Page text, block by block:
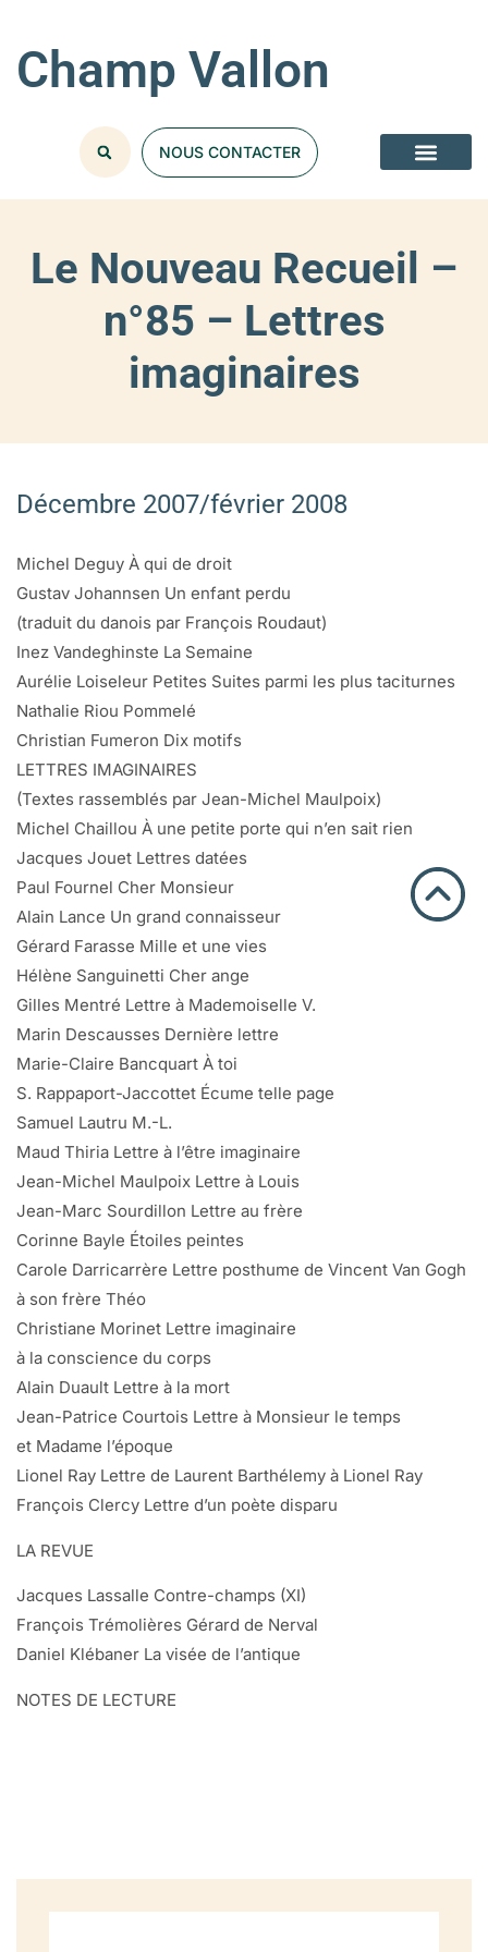
Champ Vallon
NOUS CONTACTER
Le Nouveau Recueil –
n°85 – Lettres
imaginaires
Décembre 2007/février 2008
Michel Deguy À qui de droit
Gustav Johannsen Un enfant perdu
(traduit du danois par François Roudaut)
Inez Vandeghinste La Semaine
Aurélie Loiseleur Petites Suites parmi les plus taciturnes
Nathalie Riou Pommelé
Christian Fumeron Dix motifs
LETTRES IMAGINAIRES
(Textes rassemblés par Jean-Michel Maulpoix)
Michel Chaillou À une petite porte qui n’en sait rien
Jacques Jouet Lettres datées
Paul Fournel Cher Monsieur
Alain Lance Un grand connaisseur
Gérard Farasse Mille et une vies
Hélène Sanguinetti Cher ange
Gilles Mentré Lettre à Mademoiselle V.
Marin Descausses Dernière lettre
Marie-Claire Bancquart À toi
S. Rappaport-Jaccottet Écume telle page
Samuel Lautru M.-L.
Maud Thiria Lettre à l’être imaginaire
Jean-Michel Maulpoix Lettre à Louis
Jean-Marc Sourdillon Lettre au frère
Corinne Bayle Étoiles peintes
Carole Darricarrère Lettre posthume de Vincent Van Gogh
à son frère Théo
Christiane Morinet Lettre imaginaire
à la conscience du corps
Alain Duault Lettre à la mort
Jean-Patrice Courtois Lettre à Monsieur le temps
et Madame l’époque
Lionel Ray Lettre de Laurent Barthélemy à Lionel Ray
François Clercy Lettre d’un poète disparu
LA REVUE
Jacques Lassalle Contre-champs (XI)
François Trémolières Gérard de Nerval
Daniel Klébaner La visée de l’antique
NOTES DE LECTURE